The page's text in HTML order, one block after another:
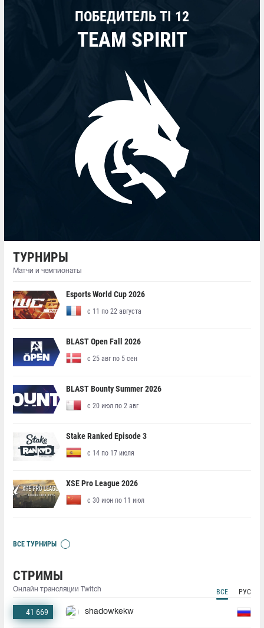
ПОБЕДИТЕЛЬ TI 12
TEAM SPIRIT
ТУРНИРЫ
Матчи и чемпионаты
Esports World Cup 2026
с 11 по 22 августа
BLAST Open Fall 2026
с 25 авг по 5 сен
BLAST Bounty Summer 2026
с 20 июл по 2 авг
Stake Ranked Episode 3
с 14 по 17 июля
XSE Pro League 2026
с 30 июн по 11 июл
ВСЕ ТУРНИРЫ
СТРИМЫ
Онлайн трансляции Twitch ВСЕ РУС
41 669 shadowkekw